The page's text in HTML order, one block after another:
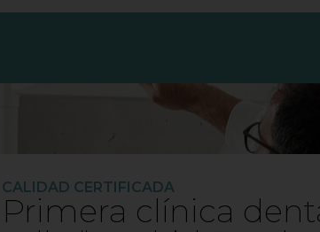
CALIDAD CERTIFICADA
Primera clínica